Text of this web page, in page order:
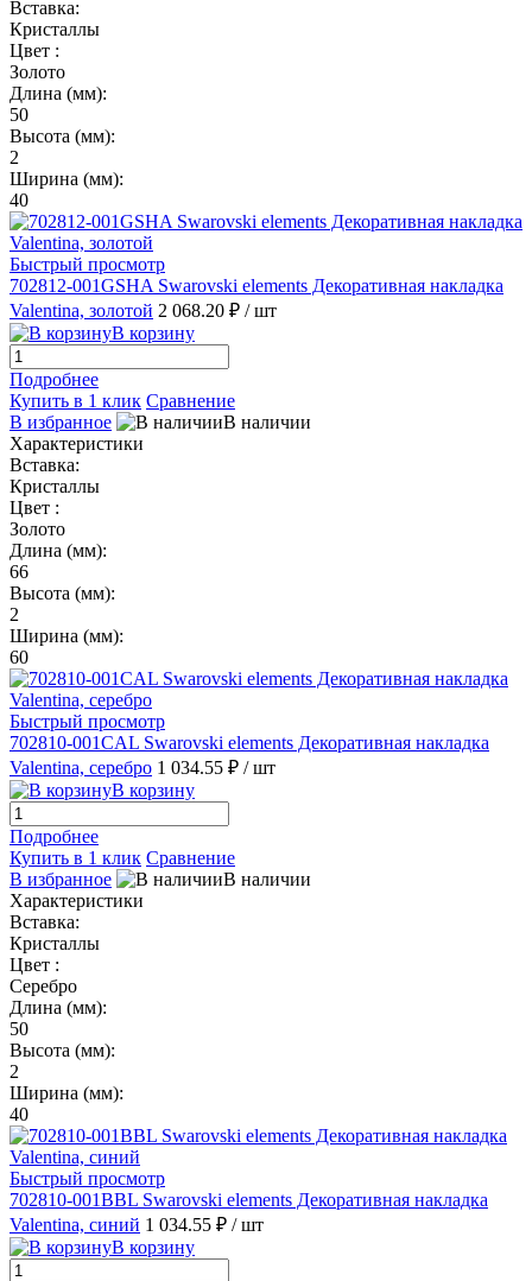
Вставка:
Кристаллы
Цвет :
Золото
Длина (мм):
50
Высота (мм):
2
Ширина (мм):
40
Быстрый просмотр
702812-001GSHA Swarovski elements Декоративная накладка
Valentina, золотой 2 068.20 ₽ / шт
В корзину
Подробнее
Купить в 1 клик Сравнение
В избранное
В наличии
Характеристики
Вставка:
Кристаллы
Цвет :
Золото
Длина (мм):
66
Высота (мм):
2
Ширина (мм):
60
Быстрый просмотр
702810-001CAL Swarovski elements Декоративная накладка
Valentina, серебро 1 034.55 ₽ / шт
В корзину
Подробнее
Купить в 1 клик Сравнение
В избранное
В наличии
Характеристики
Вставка:
Кристаллы
Цвет :
Серебро
Длина (мм):
50
Высота (мм):
2
Ширина (мм):
40
Быстрый просмотр
702810-001BBL Swarovski elements Декоративная накладка
Valentina, синий 1 034.55 ₽ / шт
В корзину